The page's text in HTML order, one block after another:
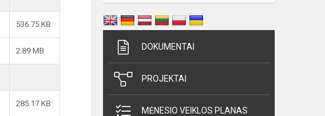
536.75 KB
2.89 MB
285.17 KB
DOKUMENTAI
PROJEKTAI
MĖNESIO VEIKLOS PLANAS